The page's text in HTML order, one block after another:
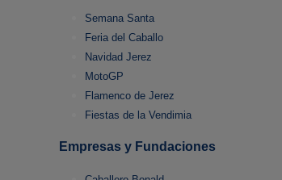
Semana Santa
Feria del Caballo
Navidad Jerez
MotoGP
Flamenco de Jerez
Fiestas de la Vendimia
Empresas y Fundaciones